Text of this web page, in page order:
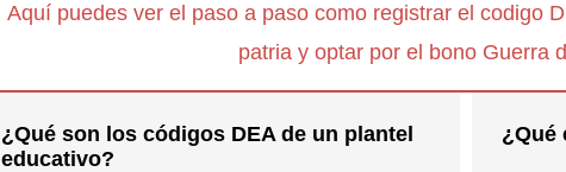
Aquí puedes ver el paso a paso como registrar el codigo
patria y optar por el bono Guerra
¿Qué son los códigos DEA de un plantel
educativo?
¿Qué